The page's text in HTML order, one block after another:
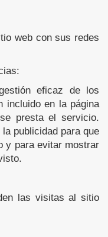
web con sus redes
eficaz de los
incluido en la página
presta el servicio.
publicidad para que
y para evitar mostrar
las visitas al sitio